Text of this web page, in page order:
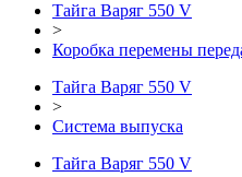
Тайга Варяг 550 V
>
Коробка перемены
Тайга Варяг 550 V
>
Система выпуска
Тайга Варяг 550 V